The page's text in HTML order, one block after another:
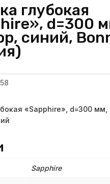
глубокая
d=300
синий,
«Sapphire», d=300 мм,
Sapphire